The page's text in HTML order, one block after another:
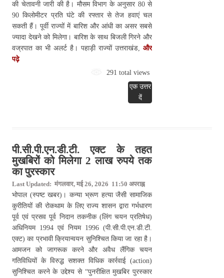
की चेतावनी जारी की है। मौसम विभाग के अनुसार 80 से
90 किलोमीटर प्रति घंटे की रफ्तार से तेज हवाएं चल
सकती हैं। पूर्वी राज्यों में बारिश और आंधी का असर सबसे
ज्यादा देखने को मिलेगा। बारिश के साथ बिजली गिरने और
वज्रपात का भी अलर्ट है। पहाड़ी राज्यों उत्तराखंड, और
पढ़े
291 total views
एक उत्तर
दें
पी.सी.पी.एन.डी.टी. एक्ट के तहत
मुखबिरों को मिलेगा 2 लाख रुपये तक
का पुरस्कार
Last Updated: मंगलवार, मई 26, 2026 11:50 अपराह्न
भोपाल (स्पष्ट खबर)। कन्या भ्रूण हत्या जैसी सामाजिक
कुरीतियों की रोकथाम के लिए राज्य शासन द्वारा गर्भधारण
पूर्व एवं प्रसव पूर्व निदान तकनीक (लिंग चयन प्रतिषेध)
अधिनियम 1994 एवं नियम 1996 (पी.सी.पी.एन.डी.टी.
एक्ट) का प्रभावी क्रियान्वयन सुनिश्चित किया जा रहा है।
आमजन को जागरूक करने और अवैध लैंगिक चयन
गतिविधियों के विरुद्ध सशक्त विधिक कार्रवाई (action)
सुनिश्चित करने के उद्देश्य से “पुनरीक्षित मुखबिर पुरस्कार